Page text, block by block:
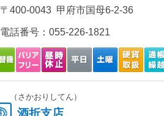
〒400-0043 甲府市国母6-2-36
電話番号： 055-226-1821
（さかおりしてん）
酒折支店